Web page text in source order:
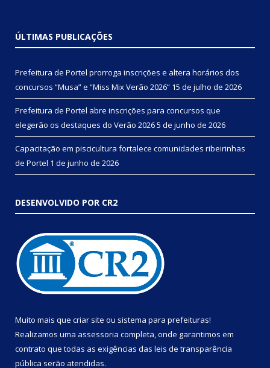
ÚLTIMAS PUBLICAÇÕES
Prefeitura de Portel prorroga inscrições e altera horários dos
concursos “Musa” e “Miss Mix Verão 2026” 15 de julho de 2026
Prefeitura de Portel abre inscrições para concursos que
elegerão os destaques do Verão 20265 de junho de 2026
Capacitação em piscicultura fortalece comunidades ribeirinhas
de Portel 1 de junho de 2026
DESENVOLVIDO POR CR2
Muito mais que criar site ou sistema para prefeituras!
Realizamos uma assessoria completa, onde garantimos em
contrato que todas as exigências das leis de transparência
pública serão atendidas.